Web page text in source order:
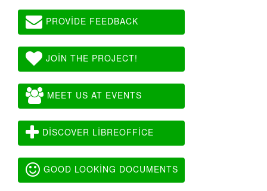
PROVIDE FEEDBACK
JOIN THE PROJECT!
MEET US AT EVENTS
DISCOVER LIBREOFFICE
GOOD LOOKING DOCUMENTS